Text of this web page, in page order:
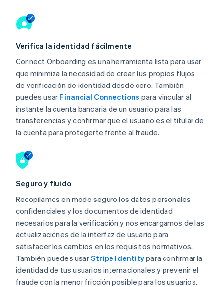
Verifica la identidad fácilmente
Connect Onboarding es una herramienta lista para usar
que minimiza la necesidad de crear tus propios flujos
de verificación de identidad desde cero. También
puedes usar Financial Connections para vincular al
instante la cuenta bancaria de un usuario para las
transferencias y confirmar que el usuario es el titular de
la cuenta para protegerte frente al fraude.
Seguro y fluido
Recopilamos en modo seguro los datos personales
confidenciales y los documentos de identidad
necesarios para la verificación y nos encargamos de las
actualizaciones de la interfaz de usuario para
satisfacer los cambios en los requisitos normativos.
También puedes usarStripe Identitypara confirmar la
identidad de tus usuarios internacionales y prevenir el
fraude con la menor fricción posible para los usuarios.